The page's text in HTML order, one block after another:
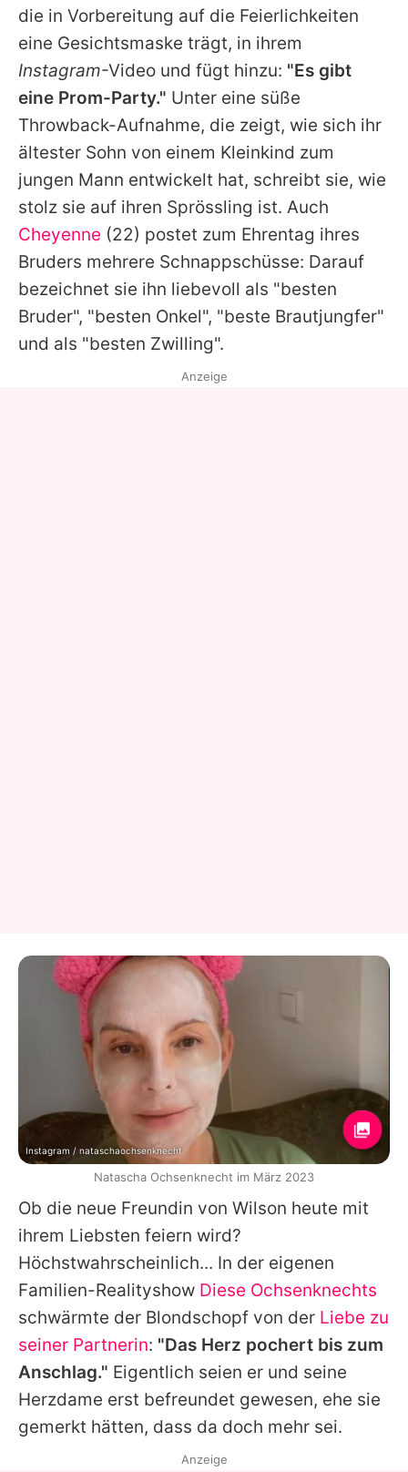
die in Vorbereitung auf die Feierlichkeiten
eine Gesichtsmaske trägt, in ihrem
Instagram-Video und fügt hinzu: "Es gibt
eine Prom-Party." Unter eine süße
Throwback-Aufnahme, die zeigt, wie sich ihr
ältester Sohn von einem Kleinkind zum
jungen Mann entwickelt hat, schreibt sie, wie
stolz sie auf ihren Sprössling ist. Auch
Cheyenne (22) postet zum Ehrentag ihres
Bruders mehrere Schnappschüsse: Darauf
bezeichnet sie ihn liebevoll als "besten
Bruder", "besten Onkel", "beste Brautjungfer"
und als "besten Zwilling".
Ob die neue Freundin von Wilson heute mit
ihrem Liebsten feiern wird?
Höchstwahrscheinlich... In der eigenen
Familien-Realityshow Diese Ochsenknechts
schwärmte der Blondschopf von der Liebe zu
seiner Partnerin: "Das Herz pochert bis zum
Anschlag." Eigentlich seien er und seine
Herzdame erst befreundet gewesen, ehe sie
gemerkt hätten, dass da doch mehr sei.
Anzeige
Instagram / nataschaochsenknecht
Natascha Ochsenknecht im März 2023
Anzeige